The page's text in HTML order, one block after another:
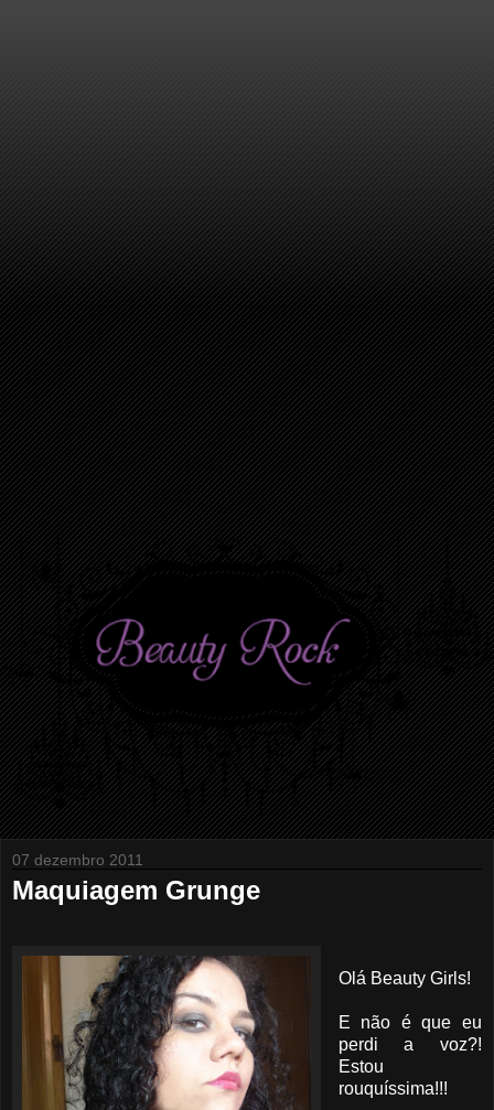
07 dezembro 2011
Maquiagem Grunge
Olá Beauty Girls!
E não é que eu
perdi a voz?!
Estou
rouquíssima!!!